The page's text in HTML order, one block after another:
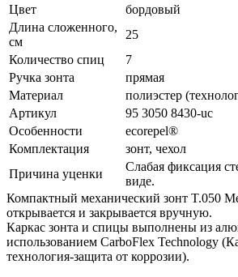
Цвет
бордовый
Длина сложенного,
см
25
Количество спиц
7
Ручка зонта
прямая
Материал
полиэстер
Артикул
95 3050 8430-uc
Особенности
ecorepel®
Комплектация
зонт, чехол
Причина уценки
Слабая фиксация
виде.
Компактный механический зонт T.050
открывается и закрывается вручную.
Каркас зонта и спицы выполнены из
использованием CarboFlex Technology
технология-защита от коррозии).